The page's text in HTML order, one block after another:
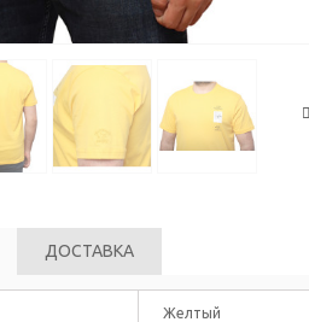
ДОСТАВКА
Желтый